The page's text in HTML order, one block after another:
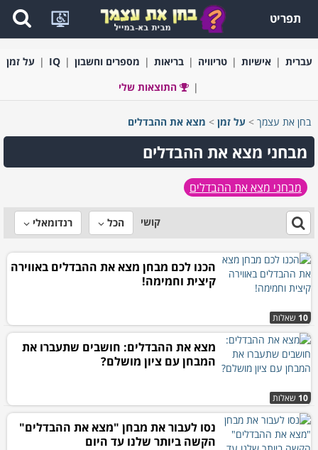
תפריט
עברית אישיות טריוויה בריאות מספרים וחשבון IQ
על זמן
התוצאות שלי
בחן את עצמך > על זמן > מצא את ההבדלים
מבחני מצא את ההבדלים
מבחני מצא את ההבדלים
קושי הכל רנדומאלי
10 שאלות
הכנו לכם מבחן מצא את ההבדלים באווירה
קיצית וחמימה!
10 שאלות
מצא את ההבדלים: חושבים שתעברו את
המבחן עם ציון מושלם?
נסו לעבור את מבחן "מצא את ההבדלים"
הקשה ביותר שלנו עד היום